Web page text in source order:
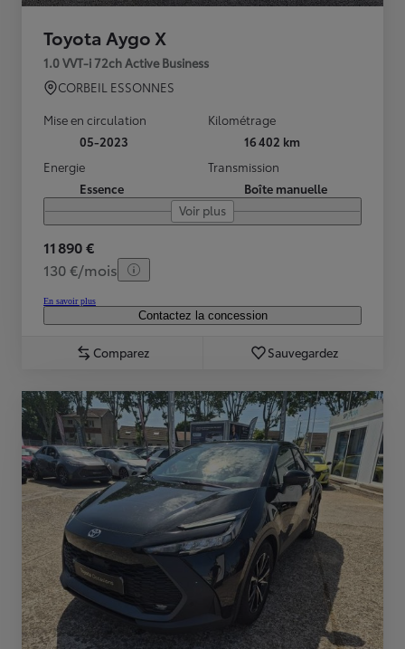
Toyota Aygo X
1.0 VVT-i 72ch Active Business
CORBEIL ESSONNES
Mise en circulation
05-2023
Kilométrage
16 402 km
Energie
Essence
Transmission
Boîte manuelle
Voir plus
11 890 €
130 €/mois
En savoir plus
Contactez la concession
Comparez Sauvegardez